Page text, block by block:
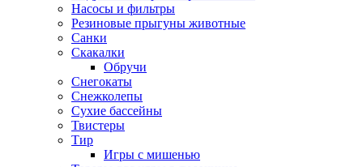
Насосы и фильтры
Резиновые прыгуны животные
Санки
Скакалки
Обручи
Снегокаты
Снежколепы
Сухие бассейны
Твистеры
Тир
Игры с мишенью